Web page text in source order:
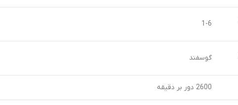
1-6
گوسفند
2600 دور بر دقیقه